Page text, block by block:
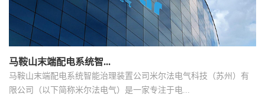
马鞍山末端配电系统智...
马鞍山末端配电系统智能治理装置公司米尔法电气科技（苏州）有
限公司（以下简称米尔法电气）是一家专注于电...